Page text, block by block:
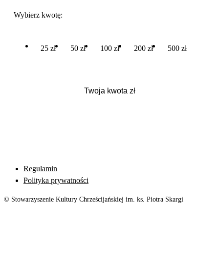
Wybierz kwotę:
25 zł 50 zł 100 zł 200 zł 500 zł
Regulamin
Polityka prywatności
© Stowarzyszenie Kultury Chrześcijańskiej im. ks. Piotra Skargi